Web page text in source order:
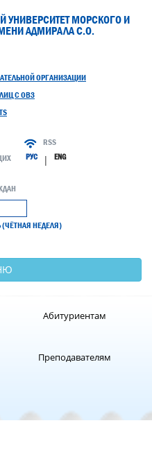
УНИВЕРСИТЕТ МОРСКОГО И
АДМИРАЛА С.О.
ОРГАНИЗАЦИИ
С ОВЗ
RSS
РУС | ENG
НЕДЕЛЯ)
Абитуриентам
Преподавателям